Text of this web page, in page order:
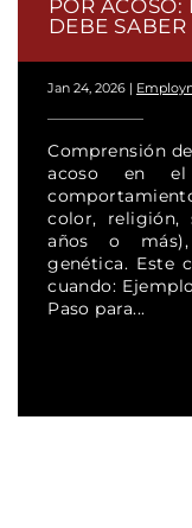
POR
DEBE SABER
Jan 24, 2026 |
Comprensión
acoso en
color, religión,
años o
genética. Este
cuando:
Paso para...